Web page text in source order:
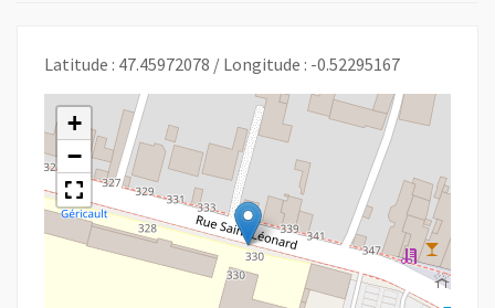
Latitude : 47.45972078 / Longitude : -0.52295167
+
−